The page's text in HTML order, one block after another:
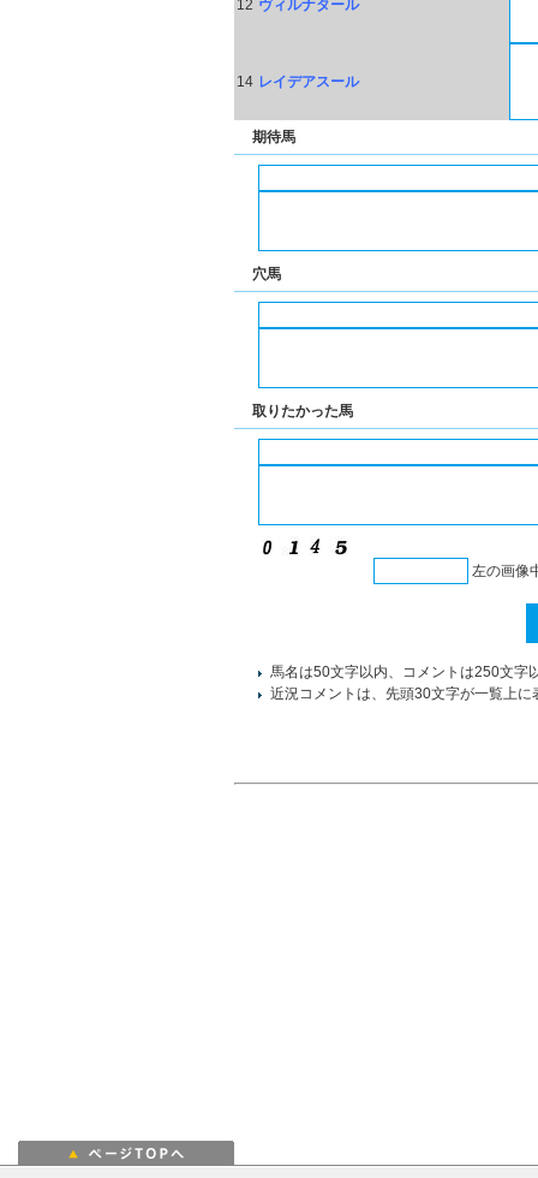
12 ヴィルナタール
14 レイデアスール
期待馬
穴馬
取りたかった馬
左の画像
馬名は50文字以内、コメントは250文字
近況コメントは、先頭30文字が一覧上に